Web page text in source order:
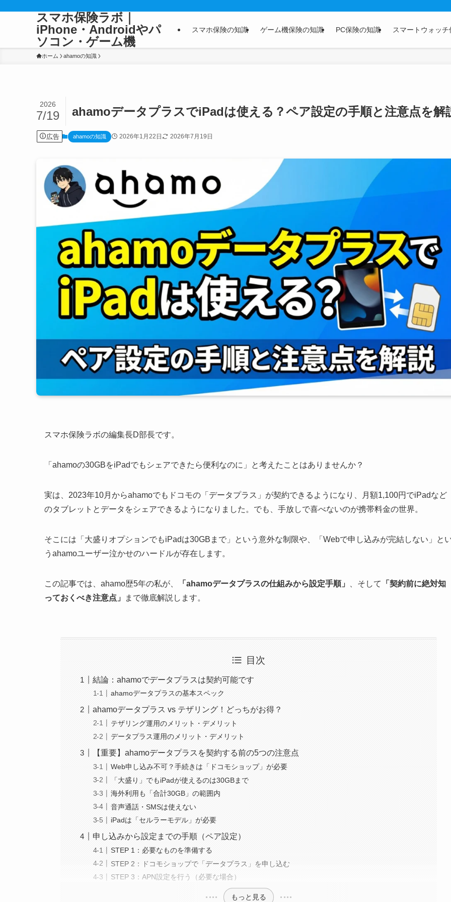
スマホ保険ラボ｜
iPhone・Androidやパ
ソコン・ゲーム機
スマホ保険の知識 ゲーム機保険の知識 PC保険の知識 スマートウォッ
ホーム ahamoの知識
ahamoデータプラスでiPadは使える？ペア設定の手順と注意点を解
2026
7/19
広告 ahamoの知識 2026年1月22日 2026年7月19日
スマホ保険ラボの編集長D部長です。
「ahamoの30GBをiPadでもシェアできたら便利なのに」と考えたことはありませんか？
実は、2023年10月からahamoでもドコモの「データプラス」が契約できるようになり、月額1,100円でiPadなど
のタブレットとデータをシェアできるようになりました。でも、手放しで喜べないのが携帯料金の世界。
そこには「大盛りオプションでもiPadは30GBまで」という意外な制限や、「Webで申し込みが完結しない」と
うahamoユーザー泣かせのハードルが存在します。
この記事では、ahamo歴5年の私が、 「ahamoデータプラスの仕組みから設定手順」 、そして
「契約前に絶対知
っておくべき注意点」
まで徹底解説します。
目次
結論：ahamoでデータプラスは契約可能です
ahamoデータプラスの基本スペック
ahamoデータプラス vs テザリング！どっちがお得？
テザリング運用のメリット・デメリット
データプラス運用のメリット・デメリット
【重要】ahamoデータプラスを契約する前の5つの注意点
Web申し込み不可？手続きは「ドコモショップ」が必要
「大盛り」でもiPadが使えるのは30GBまで
海外利用も「合計30GB」の範囲内
音声通話・SMSは使えない
iPadは「セルラーモデル」が必要
申し込みから設定までの手順（ペア設定）
STEP 1：必要なものを準備する
STEP 2：ドコモショップで「データプラス」を申し込む
STEP 3：APN設定を行う（必要な場合）
もっと見る